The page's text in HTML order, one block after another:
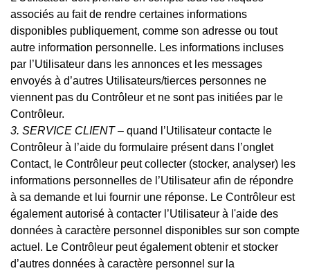
associés au fait de rendre certaines informations
disponibles publiquement, comme son adresse ou tout
autre information personnelle. Les informations incluses
par l’Utilisateur dans les annonces et les messages
envoyés à d’autres Utilisateurs/tierces personnes ne
viennent pas du Contrôleur et ne sont pas initiées par le
Contrôleur.
3. SERVICE CLIENT– quand l’Utilisateur contacte le
Contrôleur à l’aide du formulaire présent dans l’onglet
Contact, le Contrôleur peut collecter (stocker, analyser) les
informations personnelles de l’Utilisateur afin de répondre
à sa demande et lui fournir une réponse. Le Contrôleur est
également autorisé à contacter l’Utilisateur à l'aide des
données à caractère personnel disponibles sur son compte
actuel. Le Contrôleur peut également obtenir et stocker
d’autres données à caractère personnel sur la